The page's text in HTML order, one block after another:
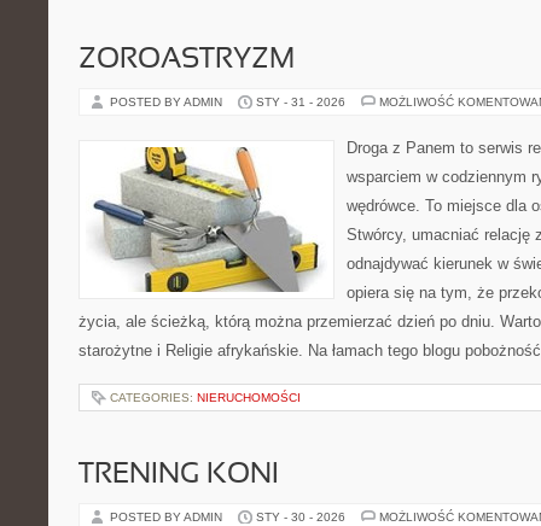
ZOROASTRYZM
POSTED BY ADMIN STY - 31 - 2026 MOŻLIWOŚĆ
Droga z Panem to serwis
wsparciem w codziennym
wędrówce. To miejsce dla
Stwórcy, umacniać relację
odnajdywać kierunek w
opiera się na tym, że
życia, ale ścieżką, którą można przemierzać dzień po dniu.
starożytne i Religie afrykańskie. Na łamach tego blogu
CATEGORIES: NIERUCHOMOŚCI
TRENING KONI
POSTED BY ADMIN STY - 30 - 2026 MOŻLIWOŚĆ